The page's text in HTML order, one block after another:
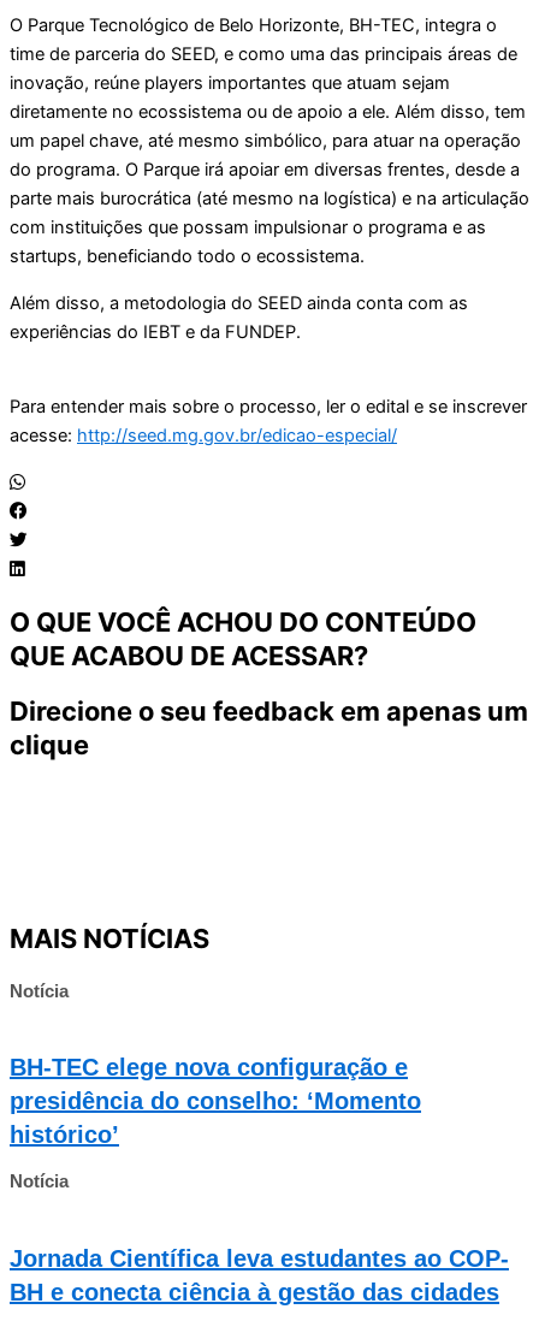
O Parque Tecnológico de Belo Horizonte, BH-TEC, integra o
time de parceria do SEED, e como uma das principais áreas de
inovação, reúne players importantes que atuam sejam
diretamente no ecossistema ou de apoio a ele. Além disso, tem
um papel chave, até mesmo simbólico, para atuar na operação
do programa. O Parque irá apoiar em diversas frentes, desde a
parte mais burocrática (até mesmo na logística) e na articulação
com instituições que possam impulsionar o programa e as
startups, beneficiando todo o ecossistema.
Além disso, a metodologia do SEED ainda conta com as
experiências do IEBT e da FUNDEP.
Para entender mais sobre o processo, ler o edital e se inscrever
acesse: http://seed.mg.gov.br/edicao-especial/
O QUE VOCÊ ACHOU DO CONTEÚDO
QUE ACABOU DE ACESSAR?
Direcione o seu feedback em apenas um
clique
MAIS NOTÍCIAS
Notícia
BH-TEC elege nova configuração e
presidência do conselho: ‘Momento
histórico’
Notícia
Jornada Científica leva estudantes ao COP-
BH e conecta ciência à gestão das cidades